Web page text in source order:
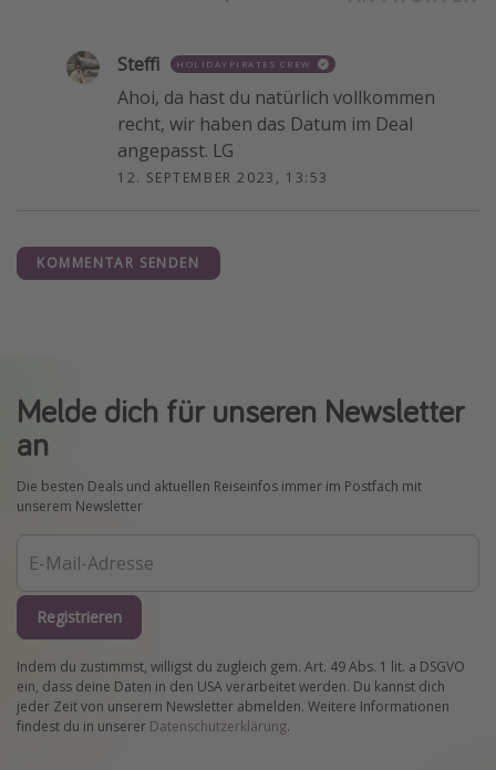
Steffi HOLIDAYPIRATES CREW
Ahoi, da hast du natürlich vollkommen
recht, wir haben das Datum im Deal
angepasst. LG
12. SEPTEMBER 2023, 13:53
KOMMENTAR SENDEN
Melde dich für unseren Newsletter
an
Die besten Deals und aktuellen Reiseinfos immer im Postfach mit
unserem Newsletter
Registrieren
Indem du zustimmst, willigst du zugleich gem. Art. 49 Abs. 1 lit. a DSGVO
ein, dass deine Daten in den USA verarbeitet werden. Du kannst dich
jeder Zeit von unserem Newsletter abmelden. Weitere Informationen
findest du in unserer Datenschutzerklärung.